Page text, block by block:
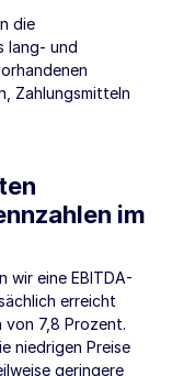
die
lang- und
Zahlungsmitteln
im
wir eine EBITDA-
erreicht
von 7,8 Prozent.
niedrigen Preise
geringere